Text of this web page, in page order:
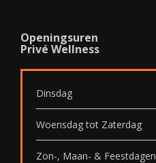
Openingsuren
Privé Wellness
Dinsdag
Woensdag tot Zaterdag
Zon-, Maan- & Feestdagen